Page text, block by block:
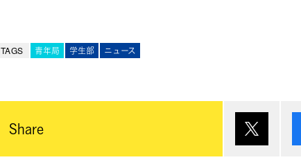
TAGS 青年局 学生部 ニュース
Share